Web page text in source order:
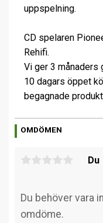
uppspelning.
CD spelaren
Rehifi.
Vi ger 3 månaders
10 dagars öppet
begagnade
OMDÖMEN
Du